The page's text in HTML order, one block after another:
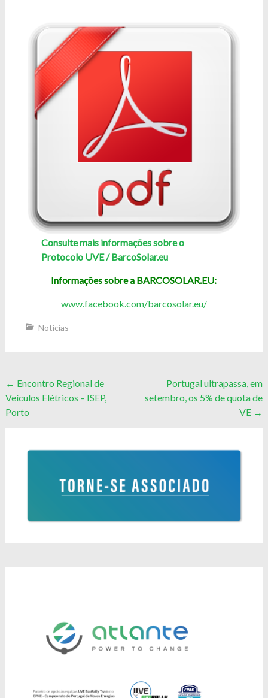
Consulte mais informações sobre o
Protocolo UVE / BarcoSolar.eu
Informações sobre a BARCOSOLAR.EU:
www.facebook.com/barcosolar.eu/
Notícias
Post
navigation
← Encontro Regional de
Veículos Elétricos – ISEP,
Porto
Portugal ultrapassa, em
setembro, os 5% de quota de
VE →